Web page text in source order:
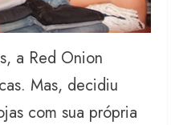
a Red Onion
Mas, decidiu
com sua própria